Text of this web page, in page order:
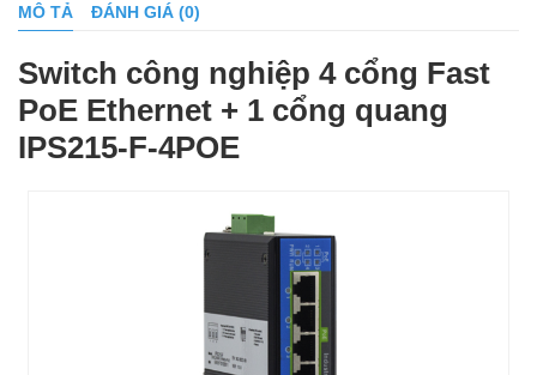
MÔ TẢ ĐÁNH GIÁ (0)
Switch công nghiệp 4 cổng Fast
PoE Ethernet + 1 cổng quang
IPS215-F-4POE